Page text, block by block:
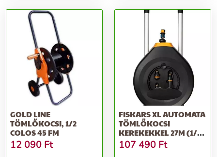
GOLD LINE
TÖMLŐKOCSI, 1/2
COLOS 45 FM
12 090 Ft
FISKARS XL AUTOMATA
TÖMLŐKOCSI
KEREKEKKEL 27M (1/2)
TÖMLŐVEL
107 490 Ft